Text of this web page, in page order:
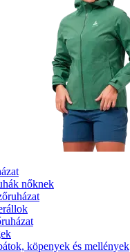
nőknek
köpenyek és mellények